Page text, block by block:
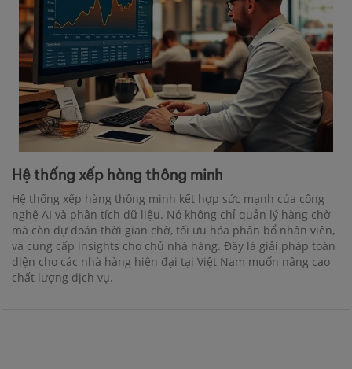
Hệ thống xếp hàng thông minh
Hệ thống xếp hàng thông minh kết hợp sức mạnh của công
nghệ AI và phân tích dữ liệu. Nó không chỉ quản lý hàng chờ
mà còn dự đoán thời gian chờ, tối ưu hóa phân bổ nhân viên,
và cung cấp insights cho chủ nhà hàng. Đây là giải pháp toàn
diện cho các nhà hàng hiện đại tại Việt Nam muốn nâng cao
chất lượng dịch vụ.